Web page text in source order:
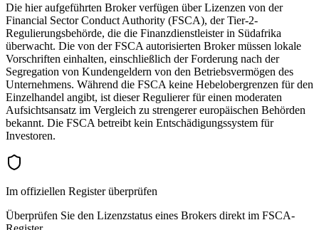
Die hier aufgeführten Broker verfügen über Lizenzen von der
Financial Sector Conduct Authority (FSCA), der Tier-2-
Regulierungsbehörde, die die Finanzdienstleister in Südafrika
überwacht. Die von der FSCA autorisierten Broker müssen lokale
Vorschriften einhalten, einschließlich der Forderung nach der
Segregation von Kundengeldern von den Betriebsvermögen des
Unternehmens. Während die FSCA keine Hebelobergrenzen für den
Einzelhandel angibt, ist dieser Regulierer für einen moderaten
Aufsichtsansatz im Vergleich zu strengerer europäischen Behörden
bekannt. Die FSCA betreibt kein Entschädigungssystem für
Investoren.
Im offiziellen Register überprüfen
Überprüfen Sie den Lizenzstatus eines Brokers direkt im FSCA-